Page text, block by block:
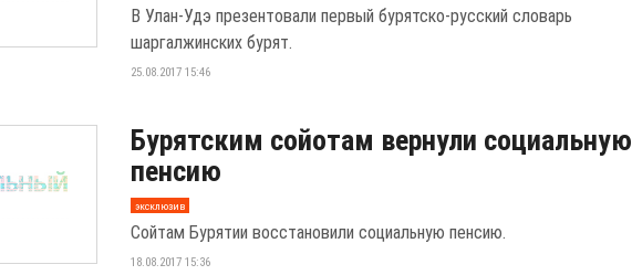
В Улан-Удэ презентовали первый бурятско-русский словарь
шаргалжинских бурят.
25.08.2017 15:46
Бурятским сойотам вернули социальную
пенсию
эксклюзив
Сойтам Бурятии восстановили социальную пенсию.
18.08.2017 15:36